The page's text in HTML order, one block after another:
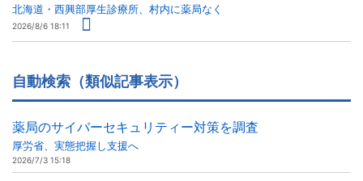
北海道・西興部厚生診療所、村内に薬局なく
2026/8/6 18:11
自動検索（類似記事表示）
薬局のサイバーセキュリティー対策を調査
厚労省、実態把握し支援へ
2026/7/3 15:18